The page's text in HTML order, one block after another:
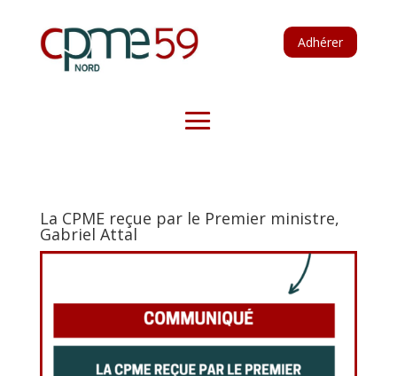
Adhérer
La CPME reçue par le Premier ministre,
Gabriel Attal